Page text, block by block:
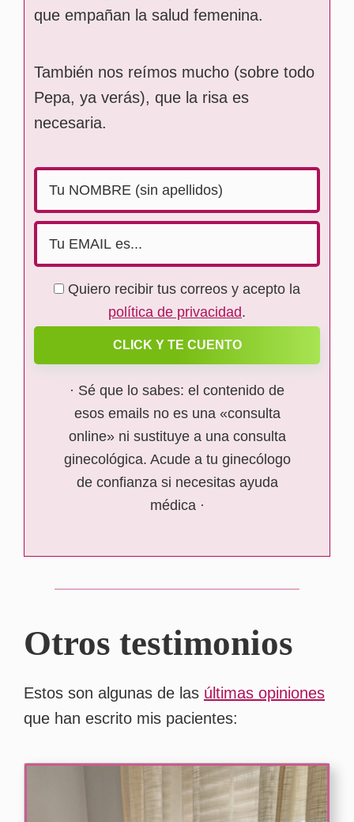
que empañan la salud femenina.
También nos reímos mucho (sobre todo
Pepa, ya verás), que la risa es
necesaria.
Quiero recibir tus correos y acepto la
política de privacidad.
CLICK Y TE CUENTO
· Sé que lo sabes: el contenido de
esos emails no es una «consulta
online» ni sustituye a una consulta
ginecológica. Acude a tu ginecólogo
de confianza si necesitas ayuda
médica ·
Otros testimonios
Estos son algunas de las últimas opiniones
que han escrito mis pacientes: